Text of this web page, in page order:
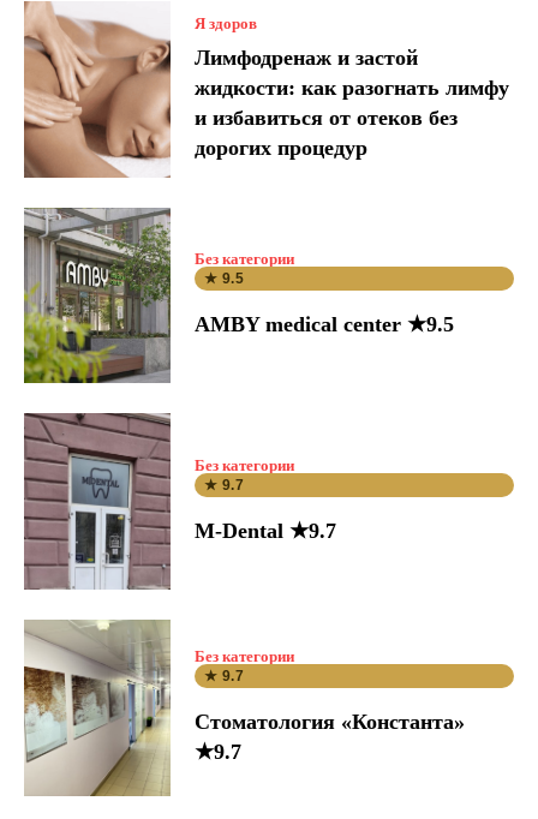
Я здоров
Лимфодренаж и застой
жидкости: как разогнать лимфу
и избавиться от отеков без
дорогих процедур
Без категории
★ 9.5
AMBY medical center ★9.5
Без категории
★ 9.7
M-Dental ★9.7
Без категории
★ 9.7
Стоматология «Константа»
★9.7